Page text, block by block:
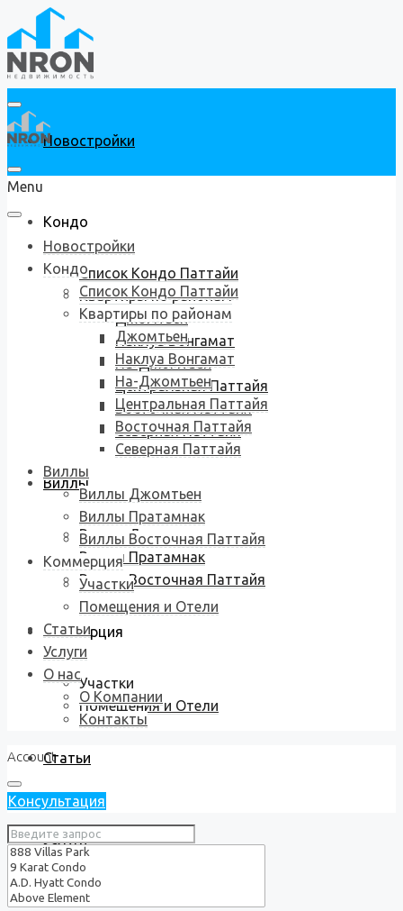
Новостройки
Кондо
Список Кондо Паттайи
Квартиры по районам
Джомтьен
Наклуа Вонгамат
На-Джомтьен
Центральная Паттайя
Восточная Паттайя
Северная Паттайя
Виллы
Виллы Джомтьен
Виллы Пратамнак
Виллы Восточная Паттайя
Коммерция
Участки
Помещения и Отели
Статьи
Услуги
Menu
Новостройки
Кондо
Список Кондо Паттайи
Квартиры по районам
Джомтьен
Наклуа Вонгамат
На-Джомтьен
Центральная Паттайя
Восточная Паттайя
Северная Паттайя
Виллы
Виллы Джомтьен
Виллы Пратамнак
Виллы Восточная Паттайя
Коммерция
Участки
Помещения и Отели
Статьи
Услуги
О нас
О Компании
Контакты
Account
Консультация